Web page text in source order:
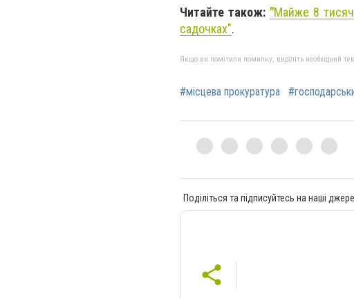
Читайте також: "Майже 8 тисяч
садочках".
Якщо ви помітили помилку, виділіть необхідний
#місцева прокуратура
Поділіться та підписуйтесь на наші